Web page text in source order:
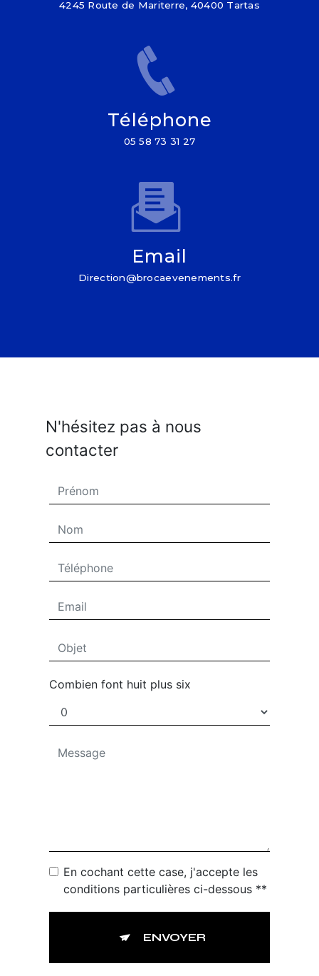
4245 Route de Mariterre, 40400 Tartas
Téléphone
05 58 73 31 27
Email
direction@brocaevenements.fr
N'hésitez pas à nous
contacter
Combien font huit plus six
En cochant cette case, j'accepte les
conditions particulières ci-dessous **
ENVOYER